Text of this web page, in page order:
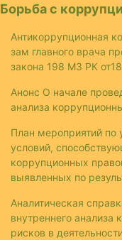
Борьба с
Антикоррупционная
зам главного врача
закона 198 МЗ РК
Анонс О начале
анализа
План мероприятий по
условий,
коррупционных
выявленных по
Аналитическая
внутреннего анализа
рисков в